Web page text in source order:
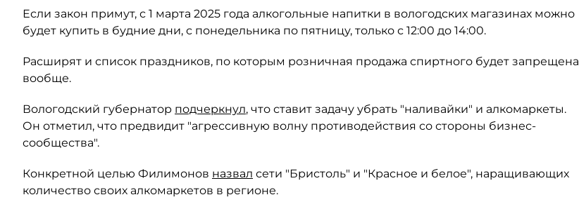
Если закон примут, с 1 марта 2025 года алкогольные напитки в вологодских магазинах можно
будет купить в будние дни, с понедельника по пятницу, только с 12:00 до 14:00.
Расширят и список праздников, по которым розничная продажа спиртного будет запрещена
вообще.
Вологодский губернатор подчеркнул, что ставит задачу убрать "наливайки" и алкомаркеты.
Он отметил, что предвидит "агрессивную волну противодействия со стороны бизнес-
сообщества".
Конкретной целью Филимонов назвал сети "Бристоль" и "Красное и белое", наращивающих
количество своих алкомаркетов в регионе.